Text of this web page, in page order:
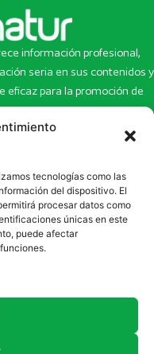
tecnologías como las
del dispositivo. El
procesar datos como
únicas en este
puede afectar
información profesional,
seria en sus contenidos y
eficaz para la promoción de
de interés